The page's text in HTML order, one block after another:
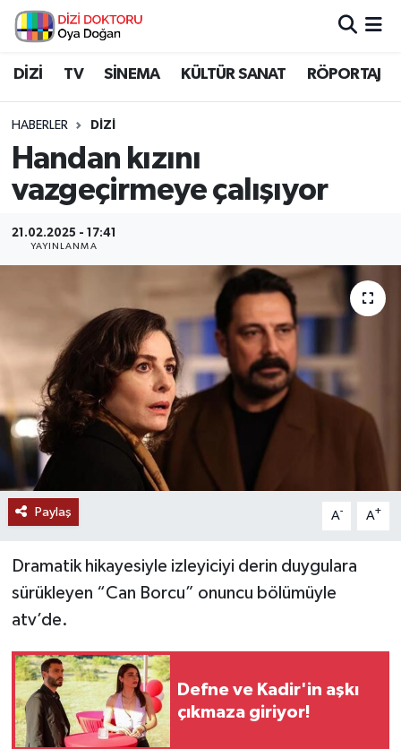
DİZİ TV SİNEMA KÜLTÜR SANAT RÖPORTAJ
HABERLER DİZİ
Handan kızını
vazgeçirmeye çalışıyor
21.02.2025 - 17:41
YAYINLANMA
Paylaş A- A+
Dramatik hikayesiyle izleyiciyi derin duygulara
sürükleyen “Can Borcu” onuncu bölümüyle
atv’de.
Defne ve Kadir'in aşkı
çıkmaza giriyor!
İstanbul Nöbetçi Eczaneler
İstanbul Namaz Vakitleri
İstanbul Trafik Yoğunluk Haritası
Süper Lig Puan Durumu ve Fikstür
Son Dakika Haberleri
Haber Arşivi